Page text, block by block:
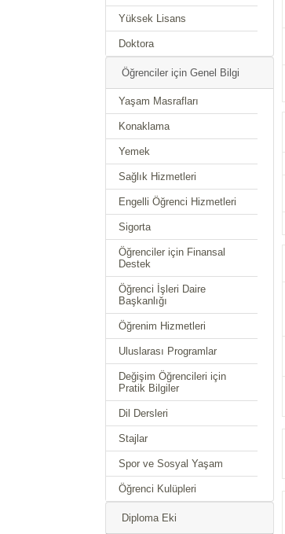
Yüksek Lisans
Doktora
Öğrenciler için Genel Bilgi
Yaşam Masrafları
Konaklama
Yemek
Sağlık Hizmetleri
Engelli Öğrenci Hizmetleri
Sigorta
Öğrenciler için Finansal
Destek
Öğrenci İşleri Daire
Başkanlığı
Öğrenim Hizmetleri
Uluslarası Programlar
Değişim Öğrencileri için
Pratik Bilgiler
Dil Dersleri
Stajlar
Spor ve Sosyal Yaşam
Öğrenci Kulüpleri
Diploma Eki